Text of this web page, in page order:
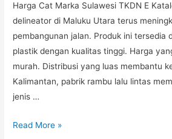
Harga Cat Marka Sulawesi TKDN E
delineator di Maluku Utara terus
pembangunan jalan. Produk ini tersedia
plastik dengan kualitas tinggi. Harga
murah. Distribusi yang luas membantu
Kalimantan, pabrik rambu lalu lintas
jenis …
Distributor
Read More »